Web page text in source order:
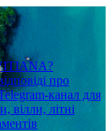
про
канал для
вілли, літні